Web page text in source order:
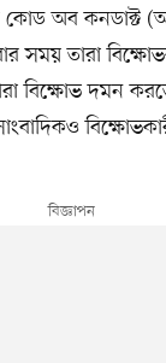
কোড অব কনডাক্ট
সময় তারা
বিক্ষোভ দমন